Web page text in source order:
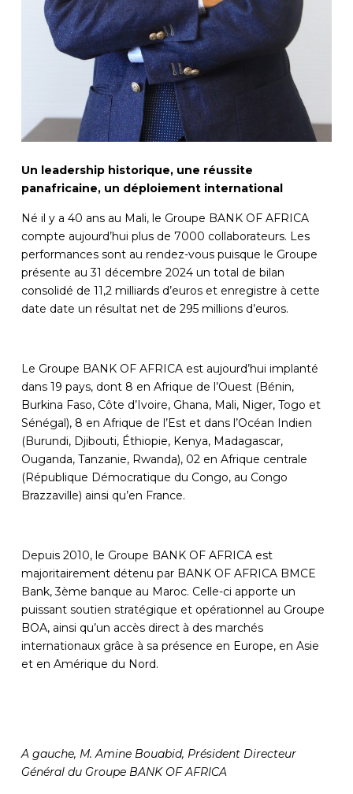
Un leadership historique, une réussite
panafricaine, un déploiement international
Né il y a 40 ans au Mali, le Groupe BANK OF AFRICA
compte aujourd’hui plus de 7000 collaborateurs. Les
performances sont au rendez-vous puisque le Groupe
présente au 31 décembre 2024 un total de bilan
consolidé de 11,2 milliards d’euros et enregistre à cette
date date un résultat net de 295 millions d’euros.
Le Groupe BANK OF AFRICA est aujourd’hui implanté
dans 19 pays, dont 8 en Afrique de l’Ouest (Bénin,
Burkina Faso, Côte d’Ivoire, Ghana, Mali, Niger, Togo et
Sénégal), 8 en Afrique de l’Est et dans l’Océan Indien
(Burundi, Djibouti, Éthiopie, Kenya, Madagascar,
Ouganda, Tanzanie, Rwanda), 02 en Afrique centrale
(République Démocratique du Congo, au Congo
Brazzaville) ainsi qu’en France.
Depuis 2010, le Groupe BANK OF AFRICA est
majoritairement détenu par BANK OF AFRICA BMCE
Bank, 3ème banque au Maroc. Celle-ci apporte un
puissant soutien stratégique et opérationnel au Groupe
BOA, ainsi qu’un accès direct à des marchés
internationaux grâce à sa présence en Europe, en Asie
et en Amérique du Nord.
A gauche, M. Amine Bouabid, Président Directeur
Général du Groupe BANK OF AFRICA